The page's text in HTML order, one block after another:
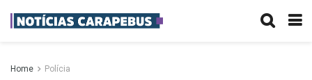
Home Polícia